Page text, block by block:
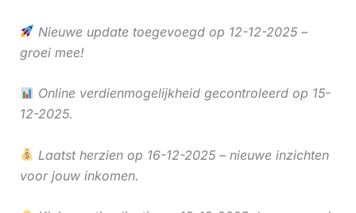
Nieuwe update toegevoegd op 12-12-2025 –
groei mee!
Online verdienmogelijkheid gecontroleerd op 15-
12-2025.
Laatst herzien op 16-12-2025 – nieuwe inzichten
voor jouw inkomen.